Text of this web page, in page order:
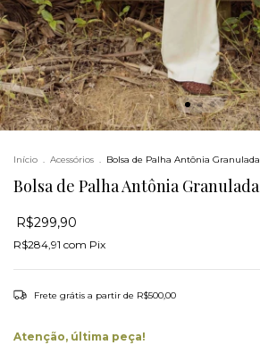
Início . Acessórios . Bolsa de Palha Antônia Granulada
Bolsa de Palha Antônia Granulada
R$299,90
R$284,91 com Pix
Frete grátis a partir de R$500,00
Atenção, última peça!